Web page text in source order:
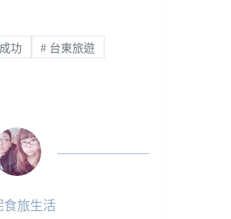
功 # 台東旅遊
食旅生活